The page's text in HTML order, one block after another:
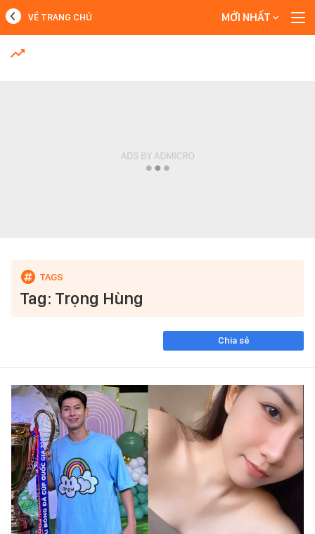
MỚI NHẤT
VỀ TRANG CHỦ MỚI NHẤT
Tag: Trọng Hùng
Chia sẻ